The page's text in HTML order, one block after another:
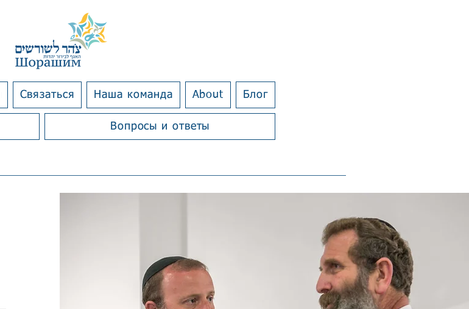
Связаться Наша команда About Блог
Вопросы и ответы